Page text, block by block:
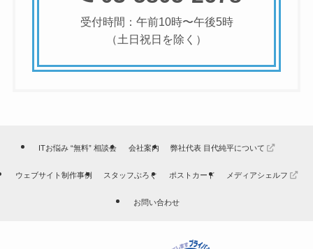
受付時間：午前10時〜午後5時
（土日祝日を除く）
ITお悩み “無料” 相談会 会社案内 弊社代表 目代純平について
ウェブサイト制作事例 スタッフぶろぐ ポストカード メディアシェルフ
お問い合わせ